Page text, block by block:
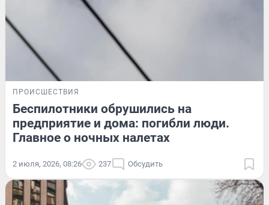
ПРОИСШЕСТВИЯ
Беспилотники обрушились на
предприятие и дома: погибли люди.
Главное о ночных налетах
2 июля, 2026, 08:26 237 Обсудить